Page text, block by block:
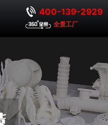
400-139-2929
全景工厂